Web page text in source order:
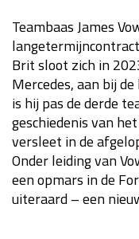
Kwalificatie
Race
GP MEXICO 2026
Kwalificatie
Race
LAS VEGAS
Teambaas James
Brit sloot zich in
Mercedes, aan bij
is hij pas de derde
geschiedenis van
versleet in de
Onder leiding van
een opmars in de
uiteraard – een